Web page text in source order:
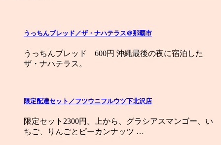
うっちんブレッド／ザ・ナハテラス＠那覇市
うっちんブレッド 600円 沖縄最後の夜に宿泊した
ザ・ナハテラス。
限定配達セット／フツウニフルウツ下北沢店
限定セット2300円。上から、グラシアスマンゴー、い
ちご、りんごとピーカンナッツ …